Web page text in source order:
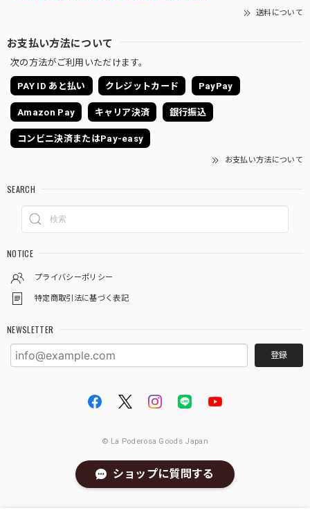
送料について
お支払い方法について
次の方法がご利用いただけます。
PAY ID あと払い クレジットカード PayPay
Amazon Pay キャリア決済 銀行振込
コンビニ決済またはPay-easy
お支払い方法について
SEARCH
NOTICE
プライバシーポリシー
特定商取引法に基づく表記
NEWSLETTER
登録
© La Poderosa Goods Japan
ショップに質問する